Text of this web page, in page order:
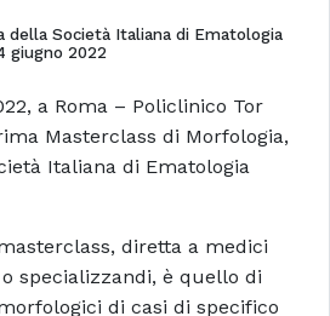
della Società Italiana di Ematologia
giugno 2022
a Roma – Policlinico Tor
Masterclass di Morfologia,
Italiana di Ematologia
diretta a medici
specializzandi, è quello di
di casi di specifico